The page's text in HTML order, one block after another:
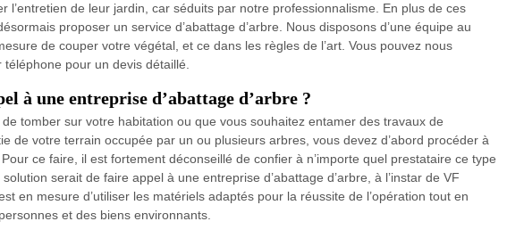
l’entretien de leur jardin, car séduits par notre professionnalisme. En plus de ces
proposer un service d’abattage d’arbre. Nous disposons d’une équipe au
de couper votre végétal, et ce dans les règles de l’art. Vous pouvez nous
pour un devis détaillé.
à une entreprise d’abattage d’arbre ?
de tomber sur votre habitation ou que vous souhaitez entamer des travaux de
de votre terrain occupée par un ou plusieurs arbres, vous devez d’abord procéder à
ce faire, il est fortement déconseillé de confier à n’importe quel prestataire ce type
serait de faire appel à une entreprise d’abattage d’arbre, à l’instar de VF
en mesure d’utiliser les matériels adaptés pour la réussite de l’opération tout en
et des biens environnants.